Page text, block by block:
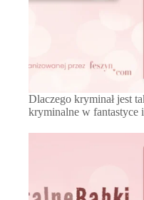
Dlaczego kryminał jest
kryminalne w fantastyce